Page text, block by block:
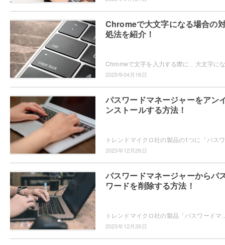
Chromeで大文字になる場合の
処法を紹介！
2025年04月18日
パスワードマネージャーをアン
ンストールする方法！
2023年12月26日
パスワードマネージャーからパ
ワードを削除する方法！
2023年12月26日